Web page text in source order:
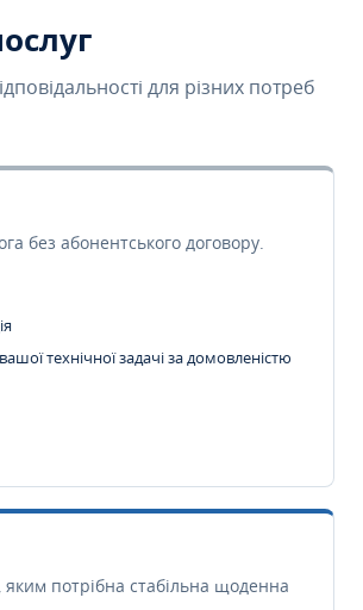
для різних потреб
без абонентського договору.
технічної задачі за домовленістю
потрібна стабільна щоденна